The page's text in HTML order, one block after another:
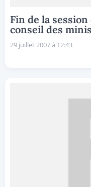
Fin de la
conseil des
29 juillet 2007 à 12:43